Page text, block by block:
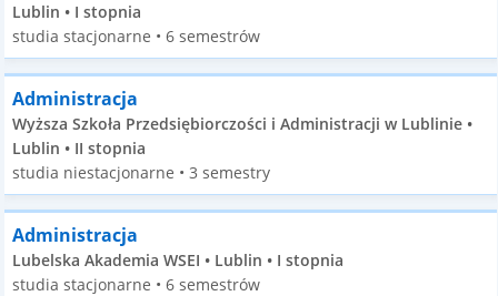
Lublin • I stopnia
studia stacjonarne • 6 semestrów
Administracja
Wyższa Szkoła Przedsiębiorczości i Administracji w Lublinie •
Lublin • II stopnia
studia niestacjonarne • 3 semestry
Administracja
Lubelska Akademia WSEI • Lublin • I stopnia
studia stacjonarne • 6 semestrów